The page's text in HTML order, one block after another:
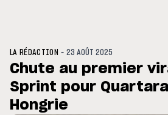
opéré avec succès de la
droite à Madrid
MOTO
LA RÉDACTION -23 AOÛT 2025
Chute au premier
Sprint pour
Hongrie